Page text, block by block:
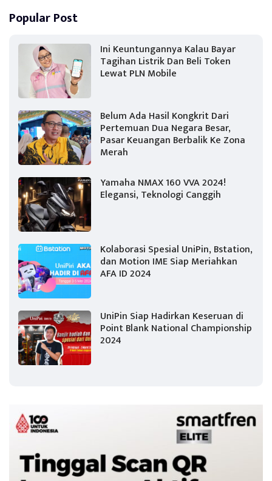
Popular Post
Ini Keuntungannya Kalau Bayar
Tagihan Listrik Dan Beli Token
Lewat PLN Mobile
Belum Ada Hasil Kongkrit Dari
Pertemuan Dua Negara Besar,
Pasar Keuangan Berbalik Ke Zona
Merah
Yamaha NMAX 160 VVA 2024!
Elegansi, Teknologi Canggih
Kolaborasi Spesial UniPin, Bstation,
dan Motion IME Siap Meriahkan
AFA ID 2024
UniPin Siap Hadirkan Keseruan di
Point Blank National Championship
2024